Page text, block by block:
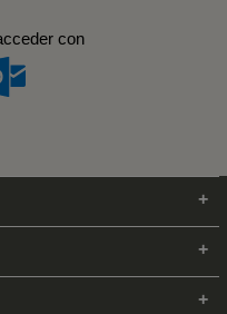
con